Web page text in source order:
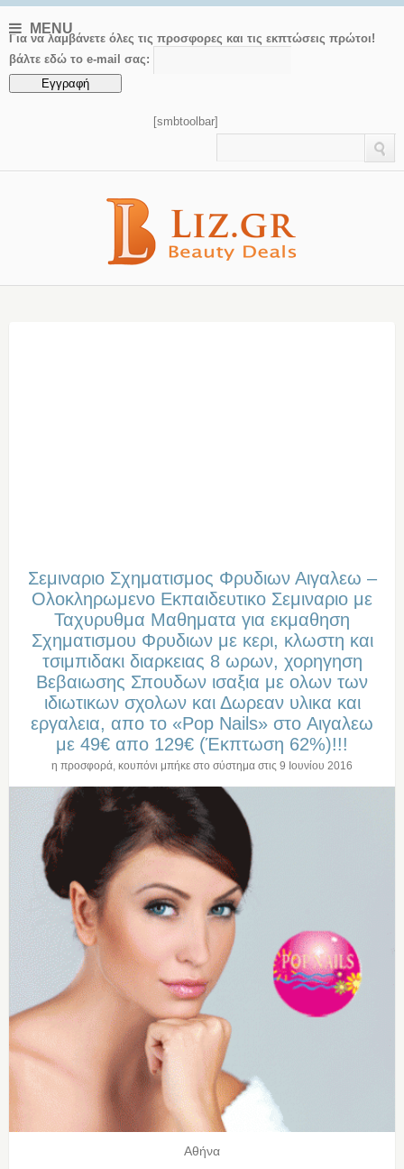
MENU
Για να λαμβάνετε όλες τις προσφορες και τις εκπτώσεις πρώτοι!
βάλτε εδώ το e-mail σας:
[smbtoolbar]
Σεμιναριο Σχηματισμος Φρυδιων Αιγαλεω –
Oλοκληρωμενο Eκπαιδευτικο Σεμιναριο με
Ταχυρυθμα Μαθηματα για εκμαθηση
Σχηματισμου Φρυδιων με κερι, κλωστη και
τσιμπιδακι διαρκειας 8 ωρων, χορηγηση
Βεβαιωσης Σπουδων ισαξια με ολων των
ιδιωτικων σχολων και Δωρεαν υλικα και
εργαλεια, απο το «Pop Nails» στo Αιγαλεω
με 49€ απο 129€ (Έκπτωση 62%)!!!
η προσφορά, κουπόνι μπήκε στο σύστημα στις 9 Ιουνίου 2016
Αθήνα